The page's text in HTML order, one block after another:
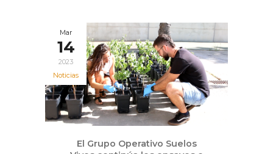
Mar
14
2023
Noticias
El Grupo Operativo Suelos